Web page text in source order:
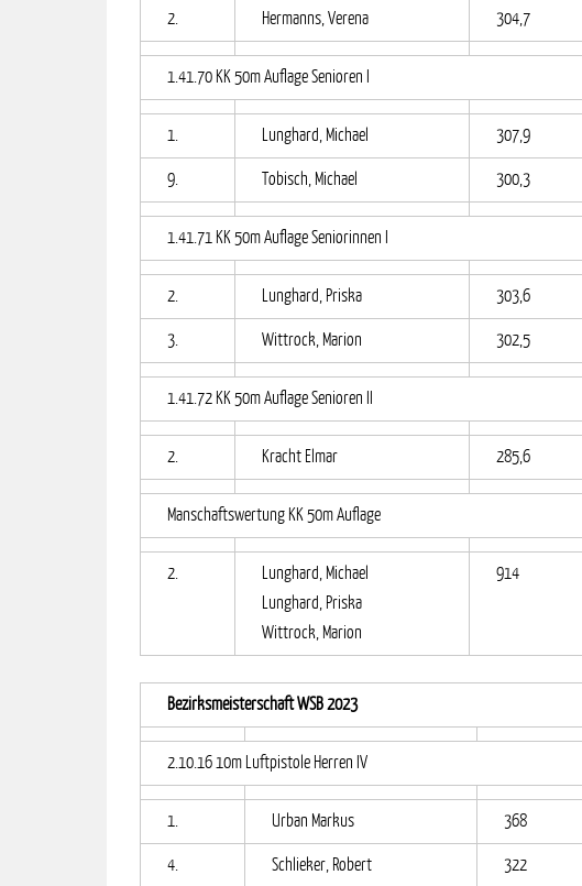
2. Hermanns, Verena 304,7
1.41.70 KK 50m Auflage Senioren I
1. Lunghard, Michael 307,9
9. Tobisch, Michael 300,3
1.41.71 KK 50m Auflage Seniorinnen I
2. Lunghard, Priska 303,6
3. Wittrock, Marion 302,5
1.41.72 KK 50m Auflage Senioren II
2. Kracht Elmar 285,6
Manschaftswertung KK 50m Auflage
2.
Lunghard, Michael
Lunghard, Priska
Wittrock, Marion
914
Bezirksmeisterschaft WSB 2023
2.10.16 10m Luftpistole Herren IV
1. Urban Markus 368
4. Schlieker, Robert 322